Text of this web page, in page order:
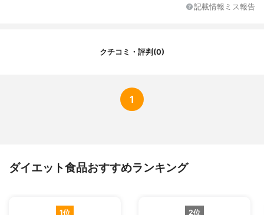
記載情報ミス報告
クチコミ・評判(0)
1
ダイエット食品おすすめランキング
1位 2位